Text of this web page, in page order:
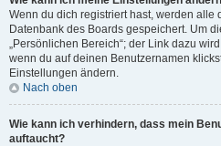
Wenn du dich registriert hast, werden alle
Datenbank des Boards gespeichert. Um
„Persönlichen Bereich“; der Link dazu
wenn du auf deinen Benutzernamen
Einstellungen ändern.
Nach oben
Wie kann ich verhindern, dass mein
auftaucht?